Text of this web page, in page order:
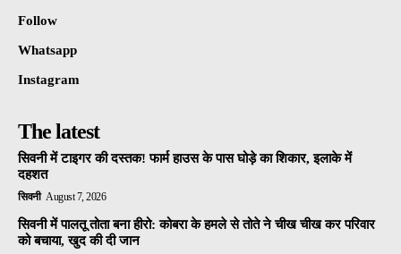
Follow
Whatsapp
Instagram
The latest
सिवनी में टाइगर की दस्तक! फार्म हाउस के पास घोड़े का शिकार, इलाके में
दहशत
सिवनी August 7, 2026
सिवनी में पालतू तोता बना हीरो: कोबरा के हमले से तोते ने चीख चीख कर परिवार
को बचाया, खुद की दी जान